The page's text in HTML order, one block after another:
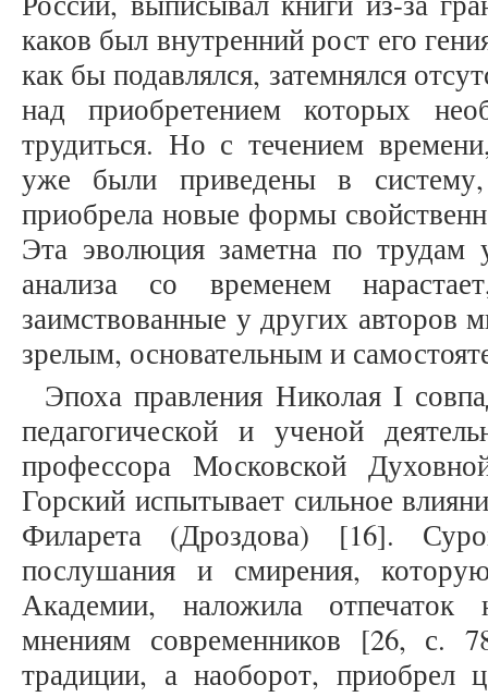
каков был внутренний рост его
как бы подавлялся, затемнялся
над приобретением которых
трудиться. Но с течением
уже были приведены в
приобрела новые формы
Эта эволюция заметна по трудам
анализа со временем
заимствованные у других авторов
зрелым, основательным и
Эпоха правления Николая I
педагогической и ученой
профессора Московской
Горский испытывает сильное
Филарета (Дроздова) [16].
послушания и смирения,
Академии, наложила
мнениям современников [26, с.
традиции, а наоборот, приобрел